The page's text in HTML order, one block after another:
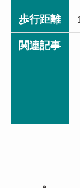
歩行距離
関連記事